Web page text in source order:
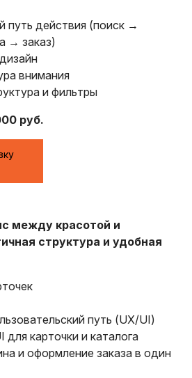
путь действия (поиск →
→ заказ)
внимания
и фильтры
руб.
между красотой и
структура и удобная
путь (UX/UI)
карточки и каталога
и оформление заказа в один